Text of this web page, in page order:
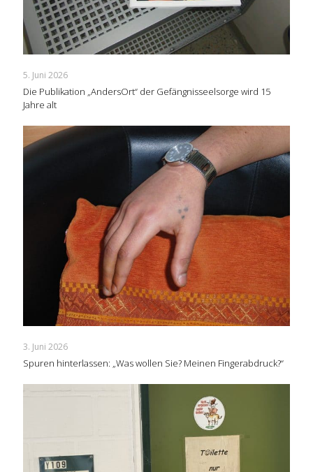
5. Juni 2026
Die Publikation „AndersOrt“ der Gefängnisseelsorge wird 15
Jahre alt
3. Juni 2026
Spuren hinterlassen: „Was wollen Sie? Meinen Fingerabdruck?“